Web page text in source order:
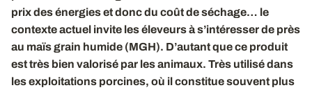
prix des énergies et donc du coût de séchage… le
contexte actuel invite les éleveurs à s’intéresser de près
au maïs grain humide (MGH). D’autant que ce produit
est très bien valorisé par les animaux. Très utilisé dans
les exploitations porcines, où il constitue souvent plus